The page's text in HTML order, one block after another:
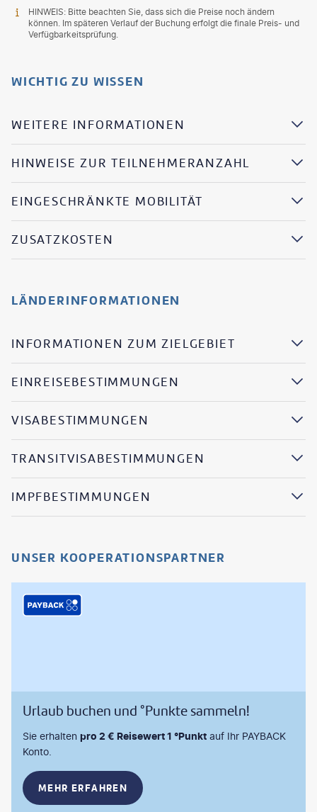
HINWEIS: Bitte beachten Sie, dass sich die Preise noch ändern
können. Im späteren Verlauf der Buchung erfolgt die finale Preis- und
Verfügbarkeitsprüfung.
WICHTIG ZU WISSEN
WEITERE INFORMATIONEN
HINWEISE ZUR TEILNEHMERANZAHL
EINGESCHRÄNKTE MOBILITÄT
ZUSATZKOSTEN
LÄNDERINFORMATIONEN
INFORMATIONEN ZUM ZIELGEBIET
EINREISEBESTIMMUNGEN
VISABESTIMMUNGEN
TRANSITVISABESTIMMUNGEN
IMPFBESTIMMUNGEN
UNSER KOOPERATIONSPARTNER
Urlaub buchen und °Punkte sammeln!
Sie erhalten pro 2 € Reisewert 1 °Punkt auf Ihr PAYBACK
Konto.
MEHR ERFAHREN